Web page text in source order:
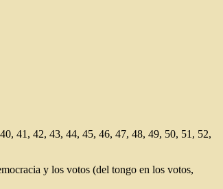
41, 42, 43, 44, 45, 46, 47, 48, 49, 50, 51, 52,
y los votos (del tongo en los votos,